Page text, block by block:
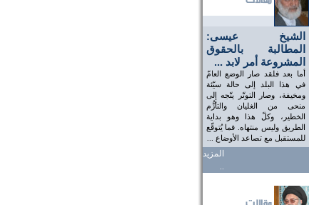
الشيخ عيسى:
المطالبة بالحقوق
المشروعة أمر لابد ...
أما بعد فلقد صار الوضع العامّ
في هذا البلد إلى حالة سيّئة
ومخيفة، وصار التوتّر يتّجه إلى
منحى من الغليان والتأزُّم
الخطير، وكلّ هذا وهو بداية
الطريق وليس منتهاه. فما يُتوقّع
للمستقبل مع تصاعد الأوضاع ...
المزيد
..